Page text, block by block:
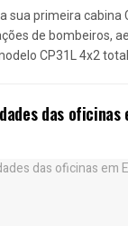
sua primeira cabina
de bombeiros,
CP31L 4x2
das oficinas